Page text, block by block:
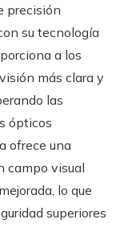
precisión
su tecnología
a los
más clara y
las
ópticos
ofrece una
campo visual
lo que
superiores